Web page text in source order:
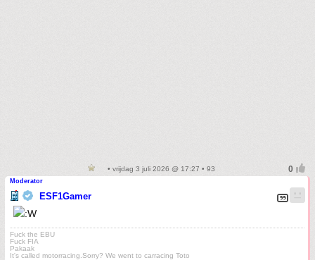
• vrijdag 3 juli 2026 @ 17:27 • 93
Moderator
ESF1Gamer
Fuck the EBU
Fuck FIA
Pakaak
It's called motorracing.Sorry? We went to carracing Toto